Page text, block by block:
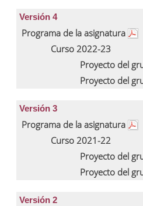
Versión 4
Programa de la asignatura
Curso 2022-23
Proyecto del
Proyecto del
Versión 3
Programa de la asignatura
Curso 2021-22
Proyecto del
Proyecto del
Versión 2